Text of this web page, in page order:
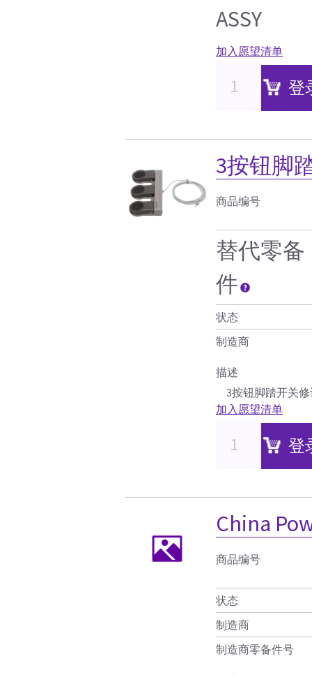
ASSY
加入愿望清单
登
3按钮脚
商品编号
替代零备
件
状态
制造商
描述
3按钮脚踏开关修
加入愿望清单
登
China
商品编号
状态
制造商
制造商零备件号